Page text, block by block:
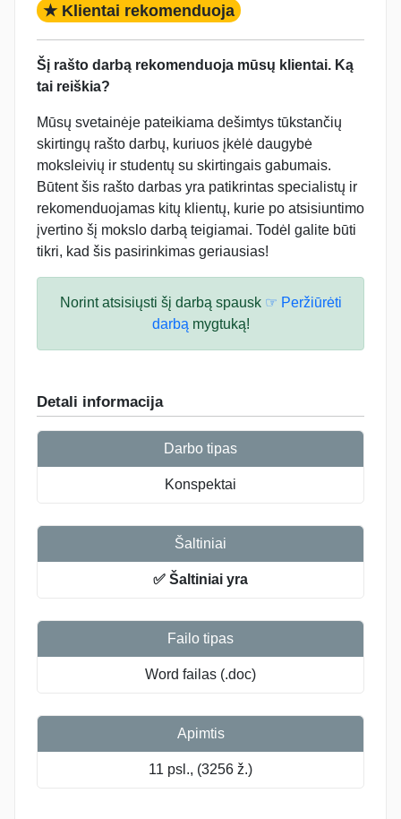
★ Klientai rekomenduoja
Šį rašto darbą rekomenduoja mūsų klientai. Ką
tai reiškia?
Mūsų svetainėje pateikiama dešimtys tūkstančių
skirtingų rašto darbų, kuriuos įkėlė daugybė
moksleivių ir studentų su skirtingais gabumais.
Būtent šis rašto darbas yra patikrintas specialistų ir
rekomenduojamas kitų klientų, kurie po atsisiuntimo
įvertino šį mokslo darbą teigiamai. Todėl galite būti
tikri, kad šis pasirinkimas geriausias!
Norint atsisiųsti šį darbą spausk ☞ Peržiūrėti
darbą mygtuką!
Detali informacija
Darbo tipas
Konspektai
Šaltiniai
✅ Šaltiniai yra
Failo tipas
Word failas (.doc)
Apimtis
11 psl., (3256 ž.)